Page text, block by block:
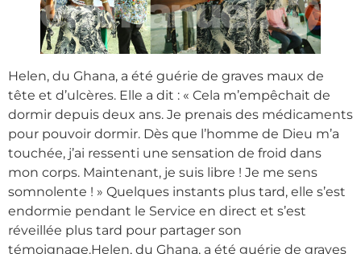
Helen, du Ghana, a été guérie de graves maux de
tête et d’ulcères. Elle a dit : « Cela m’empêchait de
dormir depuis deux ans. Je prenais des médicaments
pour pouvoir dormir. Dès que l’homme de Dieu m’a
touchée, j’ai ressenti une sensation de froid dans
mon corps. Maintenant, je suis libre ! Je me sens
somnolente ! » Quelques instants plus tard, elle s’est
endormie pendant le Service en direct et s’est
réveillée plus tard pour partager son
témoignage.Helen, du Ghana, a été guérie de graves